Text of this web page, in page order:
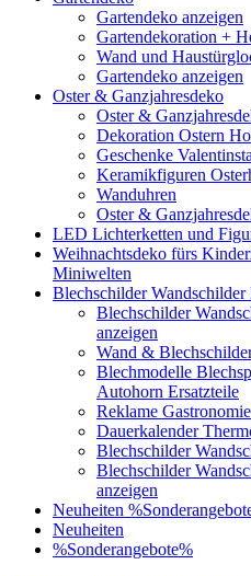
Gartendeko anzeigen
Gartendekoration +
Wand und
Gartendeko anzeigen
Oster & Ganzjahresdeko
Oster &
Dekoration Ostern
Geschenke
Keramikfiguren
Wanduhren
Oster &
LED Lichterketten und
Weihnachtsdeko fürs
Miniwelten
Blechschilder
Blechschilder
anzeigen
Wand &
Blechmodelle
Autohorn Ersatzteile
Reklame
Dauerkalender
Blechschilder
Blechschilder
anzeigen
Neuheiten
Neuheiten
%Sonderangebote%